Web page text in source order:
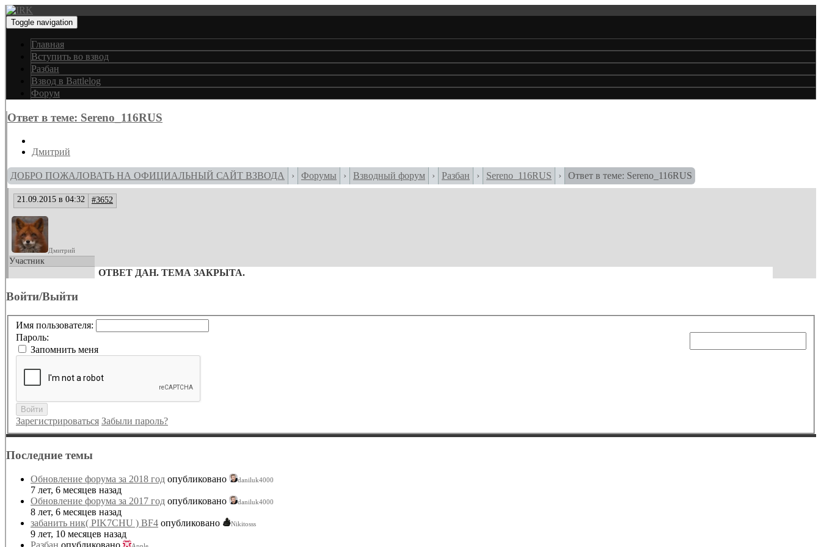
Toggle navigation
Главная
Вступить во взвод
Разбан
Взвод в Battlelog
Форум
Ответ в теме: Sereno_116RUS
Дмитрий
ДОБРО ПОЖАЛОВАТЬ НА ОФИЦИАЛЬНЫЙ САЙТ ВЗВОДА › Форумы › Взводный форум › Разбан › Sereno_116RUS › Ответ в теме: Sereno_116RUS
21.09.2015 в 04:32 #3652
Дмитрий
Участник
ОТВЕТ ДАН. ТЕМА ЗАКРЫТА.
Войти/Выйти
Имя пользователя:
Пароль:
Запомнить меня
Войти
Зарегистрироваться Забыли пароль?
Последние темы
Обновление форума за 2018 год опубликовано daniluk4000
7 лет, 6 месяцев назад
Обновление форума за 2017 год опубликовано daniluk4000
8 лет, 6 месяцев назад
забанить ник( PIK7CHU ) BF4 опубликовано Nikitosss
9 лет, 10 месяцев назад
Разбан опубликовано